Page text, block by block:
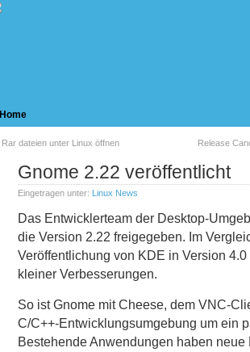
Home
Rar dateien unter Linux öffnen Release
Gnome 2.22 veröffentlicht
Eingetragen unter: Linux News
Das Entwicklerteam der Desktop-
die Version 2.22 freigegeben. Im
Veröffentlichung von KDE in Version
kleiner Verbesserungen.
So ist Gnome mit Cheese, dem VNC-
C/C++-Entwicklungsumgebung um ein
Bestehende Anwendungen haben